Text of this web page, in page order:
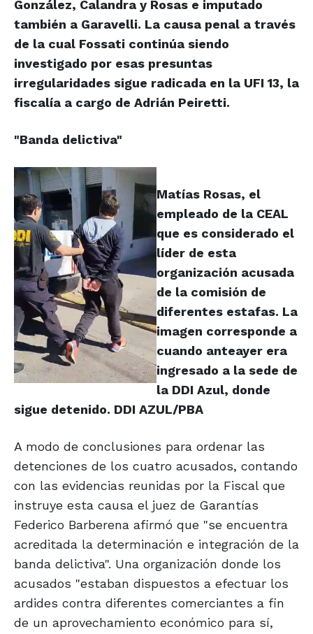
González, Calandra y Rosas e imputado
también a Garavelli. La causa penal a través
de la cual Fossati continúa siendo
investigado por esas presuntas
irregularidades sigue radicada en la UFI 13, la
fiscalía a cargo de Adrián Peiretti.
"Banda delictiva"
Matías Rosas, el
empleado de la CEAL
que es considerado el
líder de esta
organización acusada
de la comisión de
diferentes estafas. La
imagen corresponde a
cuando anteayer era
ingresado a la sede de
la DDI Azul, donde
sigue detenido. DDI AZUL/PBA
A modo de conclusiones para ordenar las
detenciones de los cuatro acusados, contando
con las evidencias reunidas por la Fiscal que
instruye esta causa el juez de Garantías
Federico Barberena afirmó que "se encuentra
acreditada la determinación e integración de la
banda delictiva". Una organización donde los
acusados "estaban dispuestos a efectuar los
ardides contra diferentes comerciantes a fin
de un aprovechamiento económico para sí,